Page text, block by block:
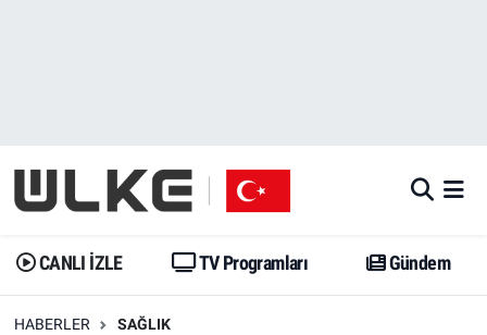
CANLI İZLE TV Programları Gündem
HABERLER SAĞLIK
Gündem
Dünya
Gündem
Trend
İstanbul Namaz Vakitleri
Trafik Durumu